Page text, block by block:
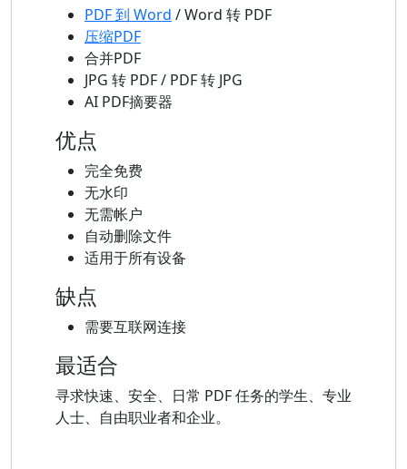
PDF 到 Word / Word 转 PDF
压缩PDF
合并PDF
JPG 转 PDF / PDF 转 JPG
AI PDF摘要器
优点
完全免费
无水印
无需帐户
自动删除文件
适用于所有设备
缺点
需要互联网连接
最适合
寻求快速、安全、日常 PDF 任务的学生、专业
人士、自由职业者和企业。